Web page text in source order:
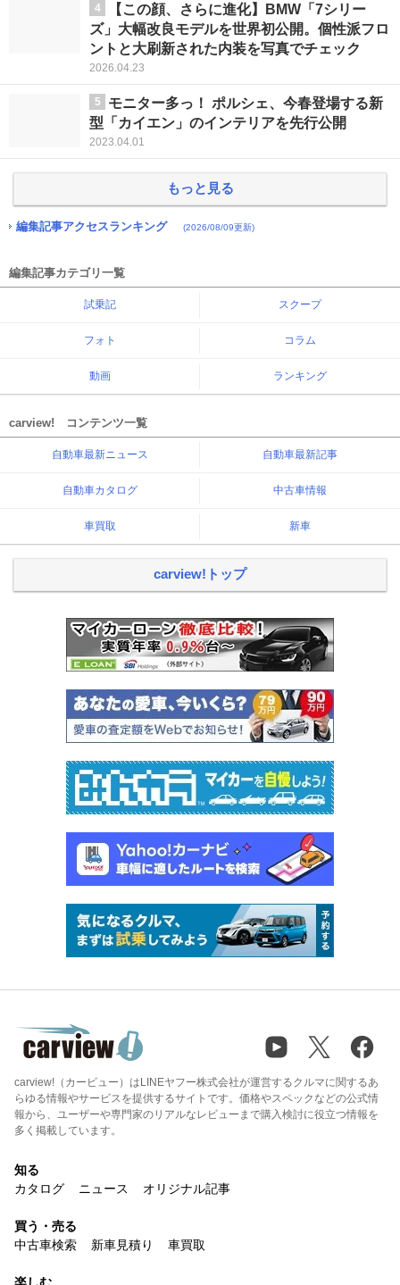
4
【この顔、さらに進化】BMW「7シリー
ズ」大幅改良モデルを世界初公開。個性派フロ
ントと大刷新された内装を写真でチェック
2026.04.23
5
モニター多っ！ ポルシェ、今春登場する新
型「カイエン」のインテリアを先行公開
2023.04.01
もっと見る
編集記事アクセスランキング (2026/08/09更新)
編集記事カテゴリ一覧
試乗記 スクープ
フォト コラム
動画 ランキング
carview! コンテンツ一覧
自動車最新ニュース 自動車最新記事
自動車カタログ 中古車情報
車買取 新車
carview!トップ
carview!（カービュー）はLINEヤフー株式会社が運営するクルマに関するあ
らゆる情報やサービスを提供するサイトです。価格やスペックなどの公式情
報から、ユーザーや専門家のリアルなレビューまで購入検討に役立つ情報を
多く掲載しています。
知る
カタログ
ニュース オリジナル記事
買う・売る
中古車検索
新車見積り 車買取
楽しむ